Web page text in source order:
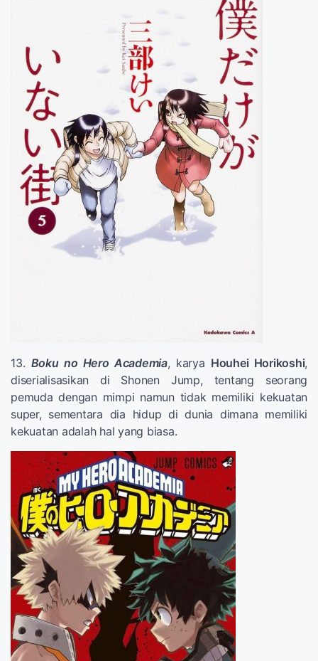
13. Boku no Hero Academia, karya Houhei Horikoshi,
diserialisasikan di Shonen Jump, tentang seorang
pemuda dengan mimpi namun tidak memiliki kekuatan
super, sementara dia hidup di dunia dimana memiliki
kekuatan adalah hal yang biasa.